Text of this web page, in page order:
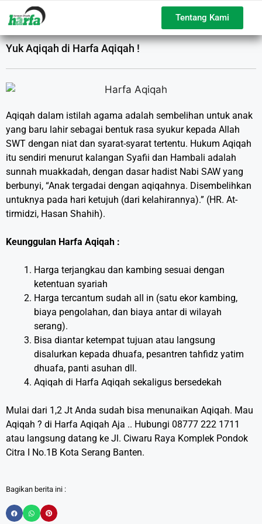
Tentang Kami
Yuk Aqiqah di Harfa Aqiqah !
Aqiqah dalam istilah agama adalah sembelihan untuk anak
yang baru lahir sebagai bentuk rasa syukur kepada Allah
SWT dengan niat dan syarat-syarat tertentu. Hukum Aqiqah
itu sendiri menurut kalangan Syafii dan Hambali adalah
sunnah muakkadah, dengan dasar hadist Nabi SAW yang
berbunyi, “Anak tergadai dengan aqiqahnya. Disembelihkan
untuknya pada hari ketujuh (dari kelahirannya).” (HR. At-
tirmidzi, Hasan Shahih).
Keunggulan Harfa Aqiqah :
Harga terjangkau dan kambing sesuai dengan
ketentuan syariah
Harga tercantum sudah all in (satu ekor kambing,
biaya pengolahan, dan biaya antar di wilayah
serang).
Bisa diantar ketempat tujuan atau langsung
disalurkan kepada dhuafa, pesantren tahfidz yatim
dhuafa, panti asuhan dll.
Aqiqah di Harfa Aqiqah sekaligus bersedekah
Mulai dari 1,2 Jt Anda sudah bisa menunaikan Aqiqah. Mau
Aqiqah ? di Harfa Aqiqah Aja .. Hubungi 08777 222 1711
atau langsung datang ke Jl. Ciwaru Raya Komplek Pondok
Citra I No.1B Kota Serang Banten.
Bagikan berita ini :